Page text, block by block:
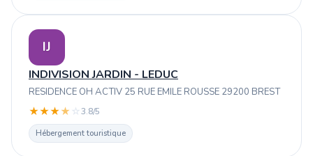
IJ
INDIVISION JARDIN - LEDUC
RESIDENCE OH ACTIV 25 RUE EMILE ROUSSE 29200 BREST
★★★★ ☆3.8/5
Hébergement touristique